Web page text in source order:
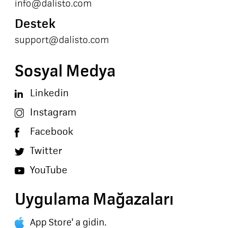
info@dalisto.com
Destek
support@dalisto.com
Sosyal Medya
Linkedin
Instagram
Facebook
Twitter
YouTube
Uygulama Mağazaları
App Store' a gidin.